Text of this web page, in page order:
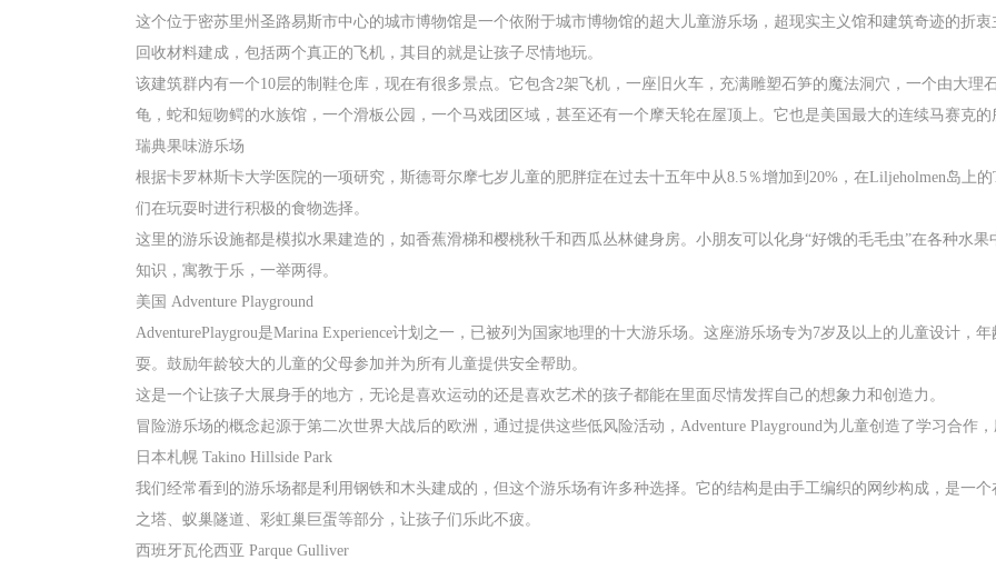
这个位于密苏里州圣路易斯市中心的城市博物馆是一个依附于城市博物馆的超大儿童游乐场，超现实主义馆和建筑奇迹的折
回收材料建成，包括两个真正的飞机，其目的就是让孩子尽情地玩。
该建筑群内有一个10层的制鞋仓库，现在有很多景点。它包含2架飞机，一座旧火车，充满雕塑石笋的魔法洞穴，一个由大理
龟，蛇和短吻鳄的水族馆，一个滑板公园，一个马戏团区域，甚至还有一个摩天轮在屋顶上。它也是美国最大的连续马赛克
瑞典果味游乐场
根据卡罗林斯卡大学医院的一项研究，斯德哥尔摩七岁儿童的肥胖症在过去十五年中从8.5％增加到20%，在Liljeholmen岛上
们在玩耍时进行积极的食物选择。
这里的游乐设施都是模拟水果建造的，如香蕉滑梯和樱桃秋千和西瓜丛林健身房。小朋友可以化身“好饿的毛毛虫”在各种水
知识，寓教于乐，一举两得。
美国 Adventure Playground
AdventurePlaygrou是Marina Experience计划之一，已被列为国家地理的十大游乐场。这座游乐场专为7岁及以上的儿童设计，
耍。鼓励年龄较大的儿童的父母参加并为所有儿童提供安全帮助。
这是一个让孩子大展身手的地方，无论是喜欢运动的还是喜欢艺术的孩子都能在里面尽情发挥自己的想象力和创造力。
冒险游乐场的概念起源于第二次世界大战后的欧洲，通过提供这些低风险活动，Adventure Playground为儿童创造了学习合作
日本札幌 Takino Hillside Park
我们经常看到的游乐场都是利用钢铁和木头建成的，但这个游乐场有许多种选择。它的结构是由手工编织的网纱构成，是一
之塔、蚁巢隧道、彩虹巢巨蛋等部分，让孩子们乐此不疲。
西班牙瓦伦西亚 Parque Gulliver